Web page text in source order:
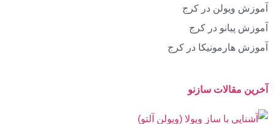
آموزش ویولن در کرج
آموزش پیانو در کرج
آموزش هارمونیکا در کرج
آخرین مقالات سازنو